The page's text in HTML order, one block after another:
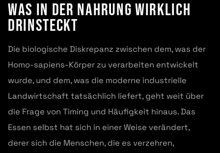
Was in der Nahrung wirklich
drinsteckt
Die biologische Diskrepanz zwischen dem, was der
Homo-sapiens-Körper zu verarbeiten entwickelt
wurde, und dem, was die moderne industrielle
Landwirtschaft tatsächlich liefert, geht weit über
die Frage von Timing und Häufigkeit hinaus. Das
Essen selbst hat sich in einer Weise verändert,
derer sich die Menschen, die es verzehren,